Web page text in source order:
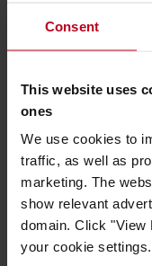
Consent
This website uses
ones
We use cookies to
traffic, as well as
marketing. The
show relevant
domain. Click "View
your cookie settings.
AVANTAGES
Nos experts sont à
toute question